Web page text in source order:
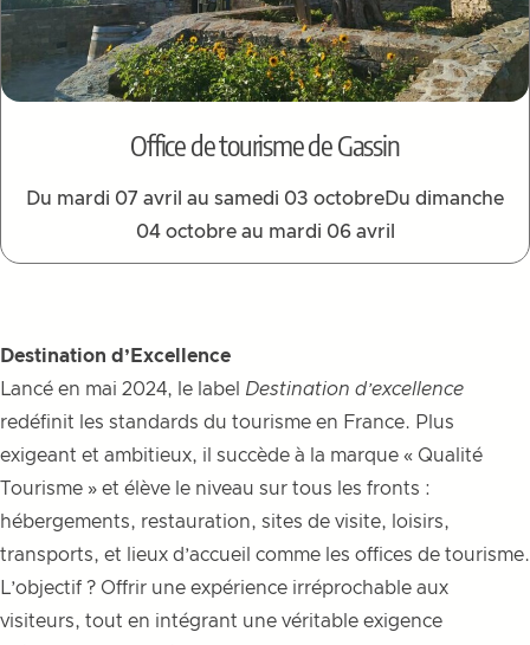
Office de tourisme de Gassin
Du mardi 07 avril au samedi 03 octobreDu dimanche
04 octobre au mardi 06 avril
Destination d’Excellence
Lancé en mai 2024, le label Destination d’excellence
redéfinit les standards du tourisme en France. Plus
exigeant et ambitieux, il succède à la marque « Qualité
Tourisme » et élève le niveau sur tous les fronts :
hébergements, restauration, sites de visite, loisirs,
transports, et lieux d’accueil comme les offices de tourisme.
L’objectif ? Offrir une expérience irréprochable aux
visiteurs, tout en intégrant une véritable exigence